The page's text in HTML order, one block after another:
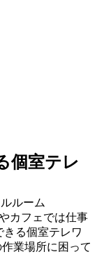
個室テレ
ルーム
カフェでは仕事
る個室テレワ
業場所に困って